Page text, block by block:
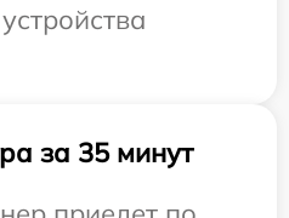
за 35 минут